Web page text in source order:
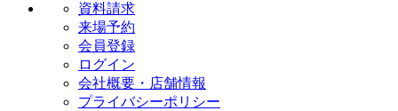
資料請求
来場予約
会員登録
ログイン
会社概要・店舗情報
プライバシーポリシー